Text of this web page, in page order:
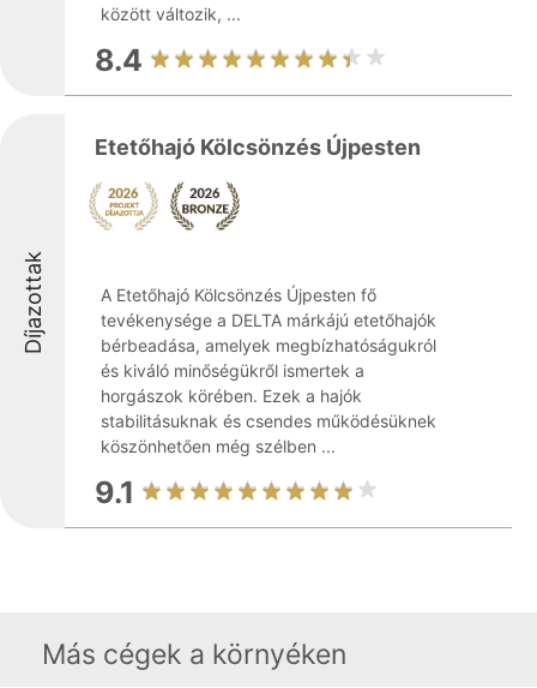
között változik, ...
8.4
Díjazottak
Etetőhajó Kölcsönzés Újpesten
A Etetőhajó Kölcsönzés Újpesten fő
tevékenysége a DELTA márkájú etetőhajók
bérbeadása, amelyek megbízhatóságukról
és kiváló minőségükről ismertek a
horgászok körében. Ezek a hajók
stabilitásuknak és csendes működésüknek
köszönhetően még szélben ...
9.1
Más cégek a környéken